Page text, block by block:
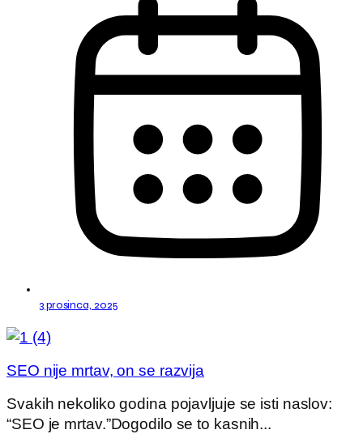
3 prosinca, 2025
SEO nije mrtav, on se razvija
Svakih nekoliko godina pojavljuje se isti naslov:
“SEO je mrtav.”Dogodilo se to kasnih...